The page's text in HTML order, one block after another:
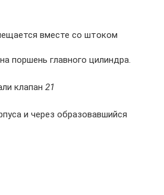
вместе со штоком
поршень главного цилиндра.
клапан 21
и через образовавшийся